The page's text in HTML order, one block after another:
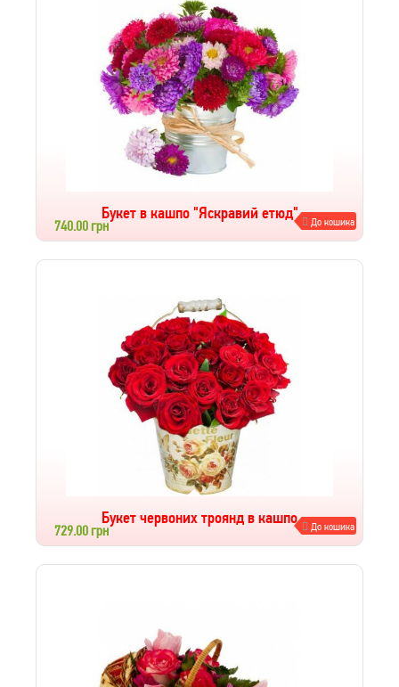
Букет в кашпо "Яскравий етюд"
740.00 грн До кошика
Букет червоних троянд в кашпо
729.00 грн До кошика